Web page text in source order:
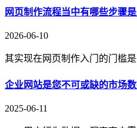
网页制作流程当中有哪些步骤
2026-06-10
其实现在网页制作入门的门槛
企业网站是您不可或缺的市场
2025-06-11